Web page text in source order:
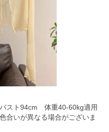
スト94cm 体重40-60kg適用
合いが異なる場合がございま